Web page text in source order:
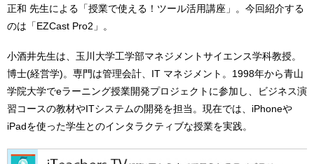
正和 先生による「授業で使える！ツール活用講座」。今回紹介する
のは「EZCast Pro2」。
小酒井先生は、玉川大学工学部マネジメントサイエンス学科教授。
博士(経営学)。専門は管理会計、IT マネジメント。1998年から青山
学院大学でeラーニング授業開発プロジェクトに参加し、ビジネス演
習コースの教材やITシステムの開発を担当。現在では、iPhoneや
iPadを使った学生とのインタラクティブな授業を実践。